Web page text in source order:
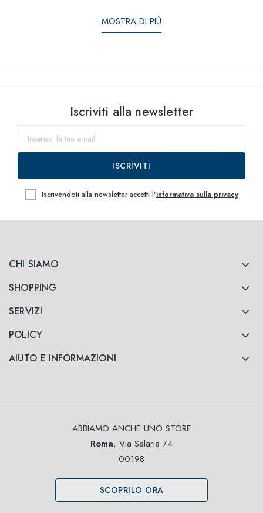
MOSTRA DI PIÙ
CHI SIAMO
SHOPPING
SERVIZI
POLICY
AIUTO E INFORMAZIONI
ABBIAMO ANCHE UNO STORE
Roma, Via Salaria 74
00198
SCOPRILO ORA
Iscriviti alla newsletter
ISCRIVITI
Iscrivendoti alla newsletter accetti l'informativa sulla privacy